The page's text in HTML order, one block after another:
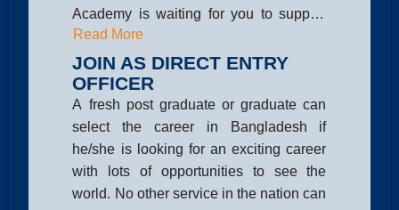
Academy is waiting for you to support
fulfilling your dreams.
Read More
JOIN AS DIRECT ENTRY
OFFICER
A fresh post graduate or graduate can
select the career in Bangladesh if
he/she is looking for an exciting career
with lots of opportunities to see the
world. No other service in the nation can